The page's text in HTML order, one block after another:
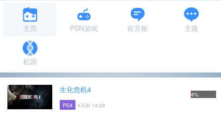
主页 PSN游戏 留言板 主题
机因
生化危机4
PS4 4天前 14:29
4%